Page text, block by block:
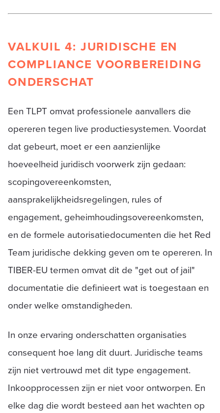
VALKUIL 4: JURIDISCHE EN
COMPLIANCE VOORBEREIDING
ONDERSCHAT
Een TLPT omvat professionele aanvallers die
opereren tegen live productiesystemen. Voordat
dat gebeurt, moet er een aanzienlijke
hoeveelheid juridisch voorwerk zijn gedaan:
scopingovereenkomsten,
aansprakelijkheidsregelingen, rules of
engagement, geheimhoudingsovereenkomsten,
en de formele autorisatiedocumenten die het Red
Team juridische dekking geven om te opereren. In
TIBER-EU termen omvat dit de "get out of jail"
documentatie die definieert wat is toegestaan en
onder welke omstandigheden.
In onze ervaring onderschatten organisaties
consequent hoe lang dit duurt. Juridische teams
zijn niet vertrouwd met dit type engagement.
Inkoopprocessen zijn er niet voor ontworpen. En
elke dag die wordt besteed aan het wachten op